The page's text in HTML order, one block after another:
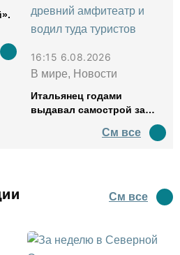
16:15 6.08.2026
В мире, Новости
Итальянец годами
выдавал самострой за
водил туда туристов
См все
См все